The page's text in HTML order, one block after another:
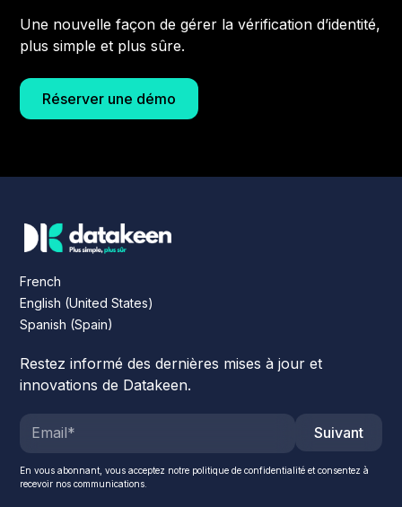
Une nouvelle façon de gérer la vérification d’identité,
plus simple et plus sûre.
Réserver une démo
French
English (United States)
Spanish (Spain)
Restez informé des dernières mises à jour et
innovations de Datakeen.
Suivant
En vous abonnant, vous acceptez notre politique de confidentialité et consentez à
recevoir nos communications.